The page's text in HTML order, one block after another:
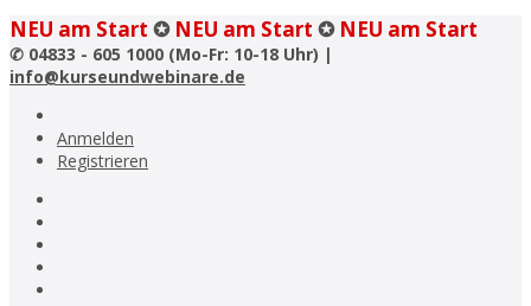
NEU am Start ✪ NEU am Start ✪ NEU am Start
✆ 04833 - 605 1000 (Mo-Fr: 10-18 Uhr) |
info@kurseundwebinare.de
Anmelden
Registrieren